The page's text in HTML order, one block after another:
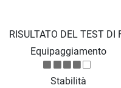
RISULTATO DEL TEST DI
Equipaggiamento
Stabilità